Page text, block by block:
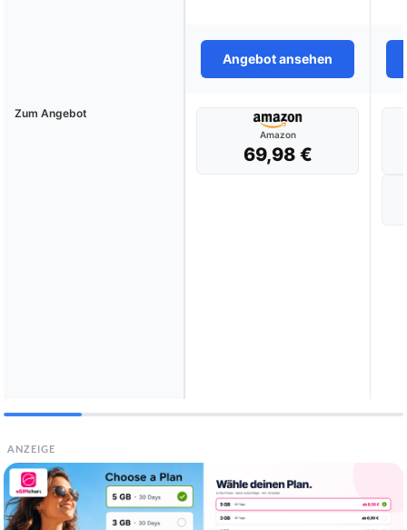
Angebot ansehen
Zum Angebot
Amazon
69,98 €
ANZEIGE